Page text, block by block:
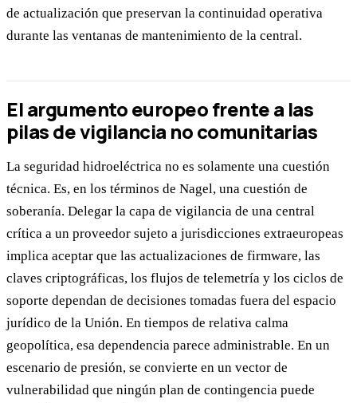
de actualización que preservan la continuidad operativa
durante las ventanas de mantenimiento de la central.
El argumento europeo frente a las
pilas de vigilancia no comunitarias
La seguridad hidroeléctrica no es solamente una cuestión
técnica. Es, en los términos de Nagel, una cuestión de
soberanía. Delegar la capa de vigilancia de una central
crítica a un proveedor sujeto a jurisdicciones extraeuropeas
implica aceptar que las actualizaciones de firmware, las
claves criptográficas, los flujos de telemetría y los ciclos de
soporte dependan de decisiones tomadas fuera del espacio
jurídico de la Unión. En tiempos de relativa calma
geopolítica, esa dependencia parece administrable. En un
escenario de presión, se convierte en un vector de
vulnerabilidad que ningún plan de contingencia puede